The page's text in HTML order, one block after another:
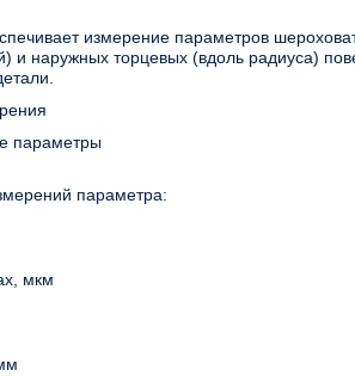
измерение параметров
и наружных торцевых (вдоль радиуса)
параметры
параметра:
мкм